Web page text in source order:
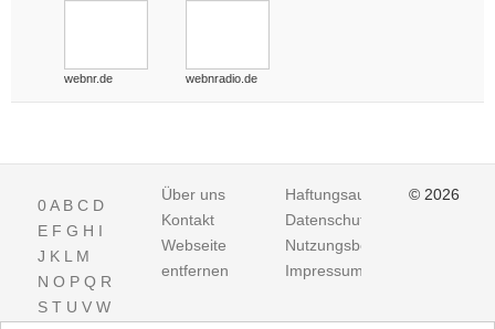
webnr.de webnradio.de
0A B C D
E F G H I
J K L M
N O P Q R
S T U V W
Über uns
Kontakt
Webseite
entfernen
Haftungsausschluss
Datenschutz
Nutzungsbedingungen
Impressum
© 2026